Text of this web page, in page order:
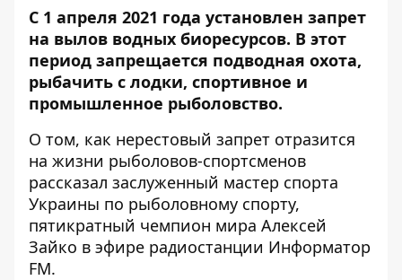
С 1 апреля 2021 года установлен запрет
на вылов водных биоресурсов. В этот
период запрещается подводная охота,
рыбачить с лодки, спортивное и
промышленное рыболовство.
О том, как нерестовый запрет отразится
на жизни рыболовов-спортсменов
рассказал заслуженный мастер спорта
Украины по рыболовному спорту,
пятикратный чемпион мира Алексей
Зайко в эфире радиостанции Информатор
FM.